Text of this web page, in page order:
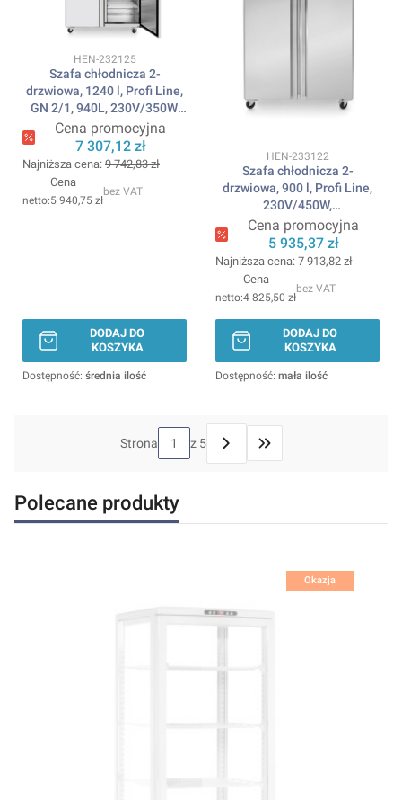
Kod produktu
HEN-232125
Szafa chłodnicza 2-
drzwiowa, 1240 l, Profi Line,
GN 2/1, 940L, 230V/350W,
1314x800x(H)2082mm
ARKTIC
Cena promocyjna
7 307,12 zł
Najniższa cena: 9 742,83 zł
Cena
5 940,75 zł
bez VAT
DODAJ DO
KOSZYKA
Dostępność: średnia ilość
Kod produktu
HEN-233122
Szafa chłodnicza 2-
drzwiowa, 900 l, Profi Line,
230V/450W,
1200x740x(H)1950mm
ARKTIC
Cena promocyjna
5 935,37 zł
Najniższa cena: 7 913,82 zł
Cena
4 825,50 zł
bez VAT
DODAJ DO
KOSZYKA
Dostępność: mała ilość
Strona z 5 Przejdź do ostatniej
Polecane produkty
Okazja